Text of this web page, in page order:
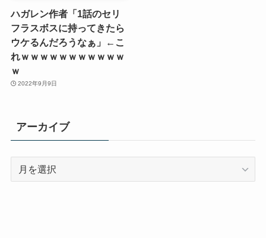
ハガレン作者「1話のセリ
フラスボスに持ってきたら
ウケるんだろうなぁ」←こ
れｗｗｗｗｗｗｗｗｗｗｗ
ｗ
2022年9月9日
アーカイブ